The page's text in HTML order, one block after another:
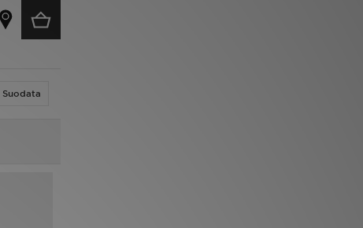
Suodata